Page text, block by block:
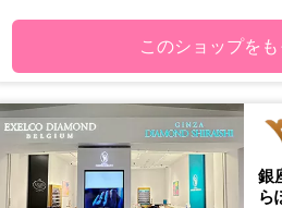
このショップを
銀
ら